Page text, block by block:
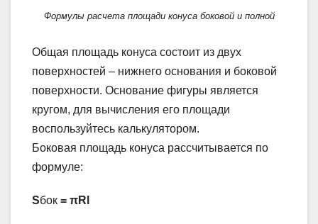
Формулы расчета площади конуса боковой и полной
Общая площадь конуса состоит из двух
поверхностей – нижнего основания и боковой
поверхности. Основание фигуры является
кругом, для вычисления его площади
воспользуйтесь калькулятором.
Боковая площадь конуса рассчитывается по
формуле:
Sбок = πRl